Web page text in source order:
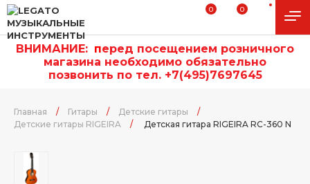
0 0
ВНИМАНИЕ: перед посещением розничного
магазина необходимо обязательно
позвонить по тел. +7(495)7697645
Главная / Гитары / Детские гитары
/
Детские гитары RIGEIRA
/ Детская гитара RIGEIRA RC-360 N